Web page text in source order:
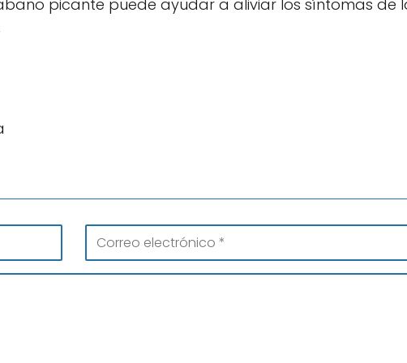
picante puede ayudar a aliviar los síntomas de